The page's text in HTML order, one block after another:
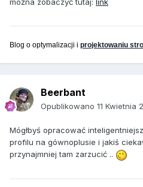
można zobaczyć tutaj: link
Blog o optymalizacji i projektowaniu
Beerbant
Opublikowano 11 Kwietnia
Mógłbyś opracować
profilu na gównoplusie i jakiś
przynajmniej tam zarzucić ..